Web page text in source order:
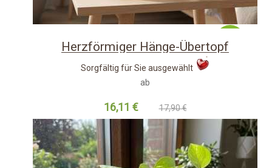
-10%
Herzförmiger Hänge-Übertopf
Sorgfältig für Sie ausgewählt
ab
16,11 € 17,90 €